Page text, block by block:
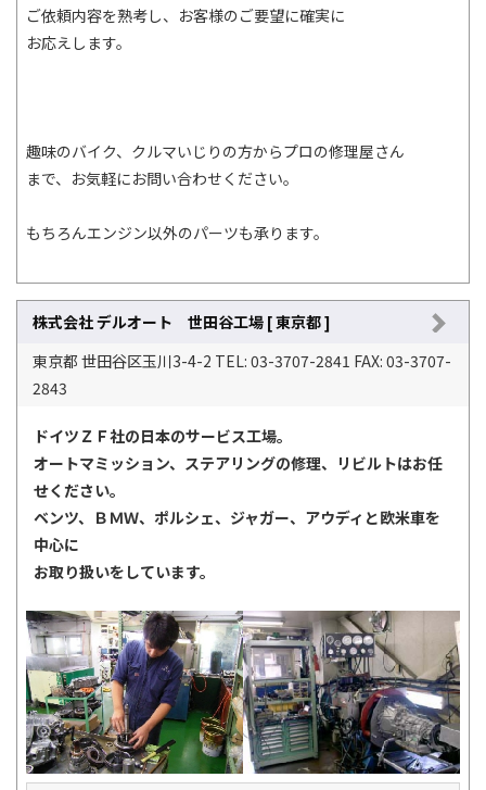
ご依頼内容を熟考し、お客様のご要望に確実に
お応えします。
趣味のバイク、クルマいじりの方からプロの修理屋さん
まで、お気軽にお問い合わせください。
もちろんエンジン以外のパーツも承ります。
株式会社 デルオート 世田谷工場 [ 東京都 ]
東京都 世田谷区玉川3-4-2 TEL: 03-3707-2841 FAX: 03-3707-
2843
ドイツＺＦ社の日本のサービス工場。
オートマミッション、ステアリングの修理、リビルトはお任
せください。
ベンツ、ＢＭＷ、ポルシェ、ジャガー、アウディと欧米車を
中心に
お取り扱いをしています。